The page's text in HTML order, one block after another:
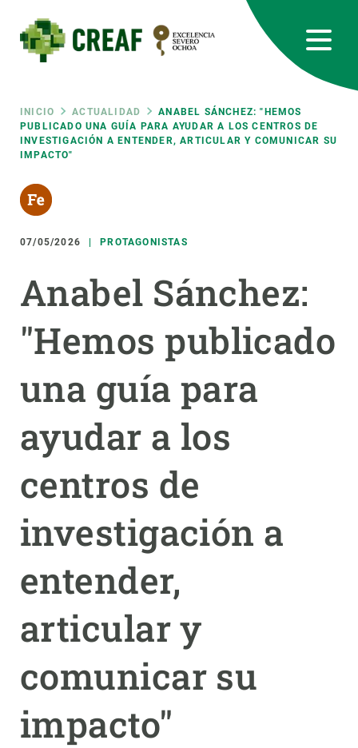
contenido
principal
Ruta
de
navegación
INICIO ACTUALIDAD
ANABEL SÁNCHEZ: "HEMOS
PUBLICADO UNA GUÍA PARA AYUDAR A LOS CENTROS DE
INVESTIGACIÓN A ENTENDER, ARTICULAR Y COMUNICAR SU
IMPACTO"
07/05/2026 PROTAGONISTAS
Anabel Sánchez:
"Hemos publicado
una guía para
ayudar a los
centros de
investigación a
entender,
articular y
comunicar su
impacto"
RRSS
Featured
responsive
INTRANET
Responsive
menu
SOBRE NOSOTROS
INVESTIGACIÓN
ÚNETE A NOSOTROS
PARTICIPA
NOTICIAS Y AGENDA